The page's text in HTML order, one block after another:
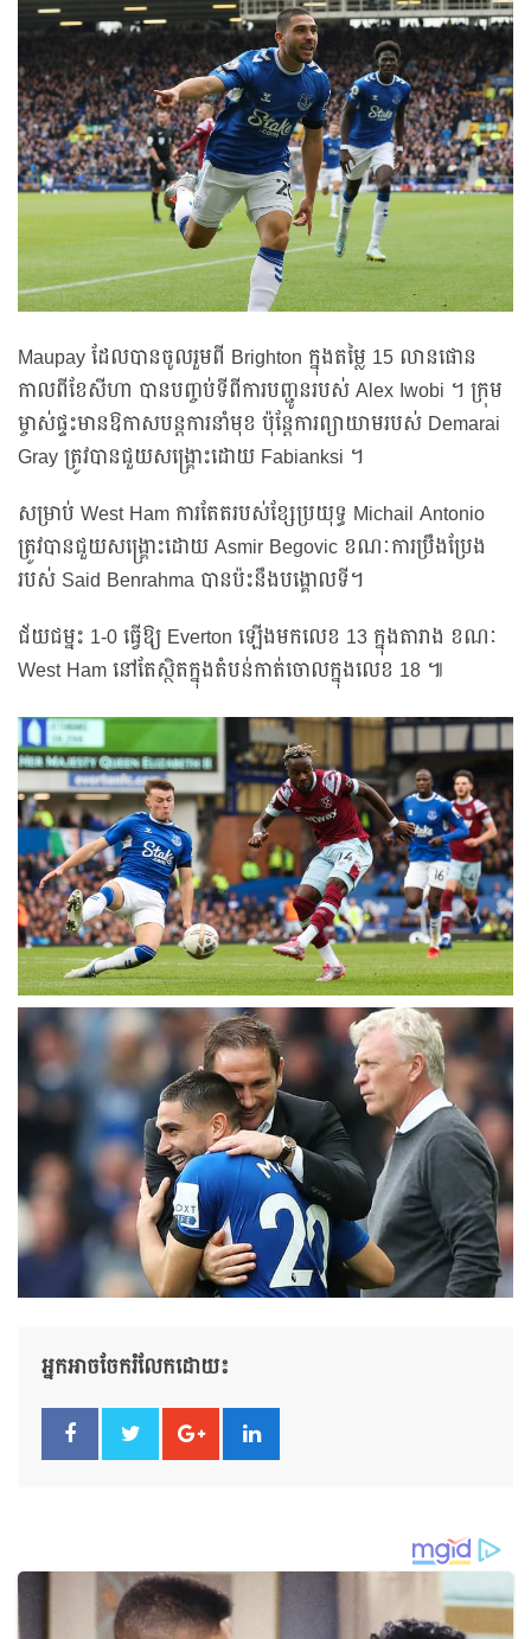
Maupay ដែលបានចូលរួមពី Brighton ក្នុងតម្លៃ 15 លានផោន
កាលពីខែសីហា បានបញ្ចប់ទីពីការបញ្ជូនរបស់ Alex Iwobi ។ ក្រុម
ម្ចាស់ផ្ទះមានឱកាសបន្តការនាំមុខ ប៉ុន្តែការព្យាយាមរបស់ Demarai
Gray ត្រូវបានជួយសង្គ្រោះដោយ Fabianksi ។
សម្រាប់ West Ham ការតែតរបស់ខ្សែប្រយុទ្ធ Michail Antonio
ត្រូវបានជួយសង្គ្រោះដោយ Asmir Begovic ខណៈការប្រឹងប្រែង
របស់ Said Benrahma បានប៉ះនឹងបង្គោលទី។
ជ័យជម្នះ 1-0 ធ្វើឱ្យ Everton ឡើងមកលេខ 13 ក្នុងតារាង ខណៈ
West Ham នៅតែស្ថិតក្នុងតំបន់កាត់ចោលក្នុងលេខ 18 ៕
អ្នកអាចចែករំលែកដោយ៖